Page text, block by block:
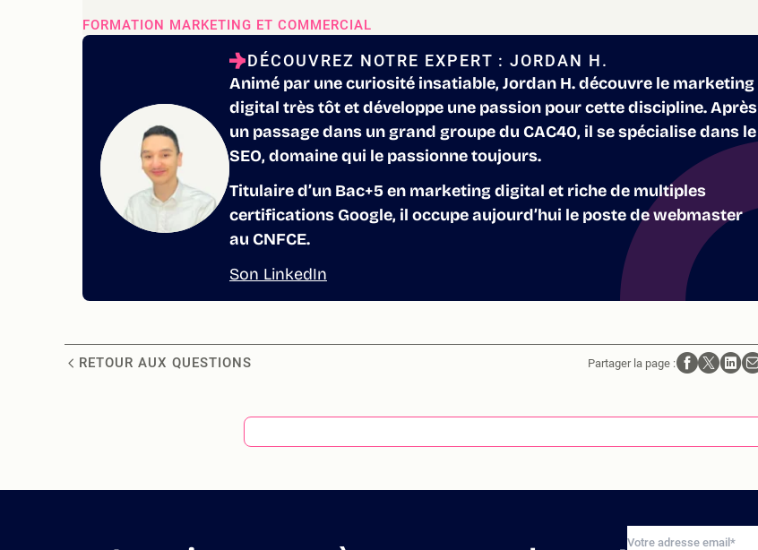
FORMATION MARKETING ET COMMERCIAL
DÉCOUVREZ NOTRE EXPERT : JORDAN H.
Animé par une curiosité insatiable, Jordan H. découvre le marketing
digital très tôt et développe une passion pour cette discipline. Après
un passage dans un grand groupe du CAC40, il se spécialise dans le
SEO, domaine qui le passionne toujours.
Titulaire d’un Bac+5 en marketing digital et riche de multiples
certifications Google, il occupe aujourd’hui le poste de webmaster
au CNFCE.
Son LinkedIn
RETOUR AUX QUESTIONS Partager la page :